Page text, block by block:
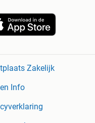
Zakelijk
Info